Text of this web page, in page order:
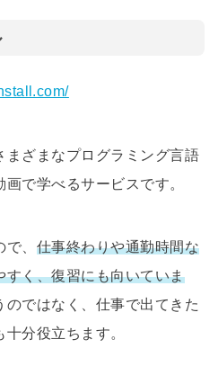
まざまなプログラミング言語
で学べるサービスです。
、 仕事終わりや通勤時間な
すく、復習にも向いていま
のではなく、仕事で出てきた
分役立ちます。